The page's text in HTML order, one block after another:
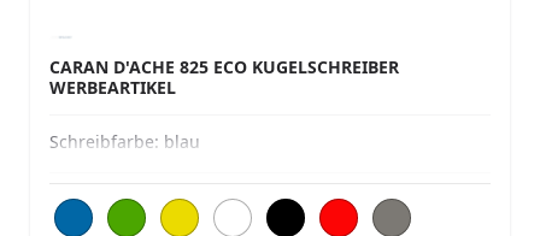
CARAN D'ACHE 825 ECO KUGELSCHREIBER
WERBEARTIKEL
Schreibfarbe: blau